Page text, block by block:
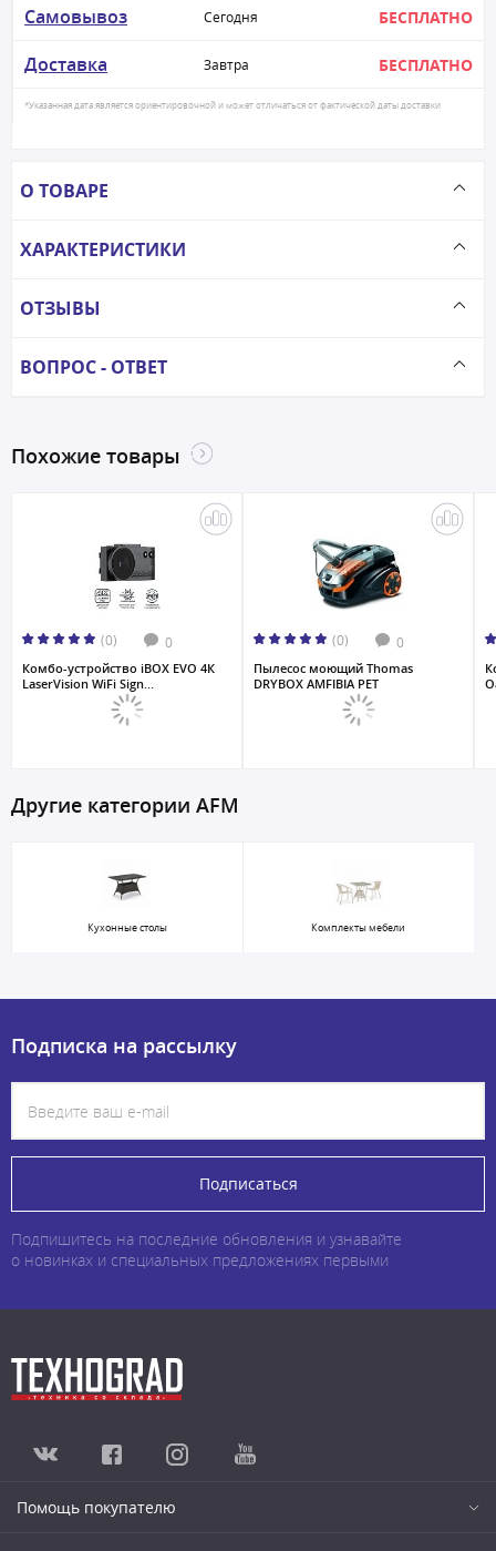
Самовывоз Сегодня БЕСПЛАТНО
Доставка Завтра БЕСПЛАТНО
*Указанная дата является ориентировочной и может отличаться от фактической даты доставки
О ТОВАРЕ
ХАРАКТЕРИСТИКИ
ОТЗЫВЫ
ВОПРОС - ОТВЕТ
Похожие товары
(0) 0
Комбо-устройство iBOX EVO 4К
LaserVision WiFi Sign...
(0) 0
Пылесос моющий Thomas
DRYBOX AMFIBIA PET
Другие категории AFM
Кухонные столы Комплекты мебели
Подписка на рассылку
Подписаться
Подпишитесь на последние обновления и узнавайте
о новинках и специальных предложениях первыми
Помощь покупателю